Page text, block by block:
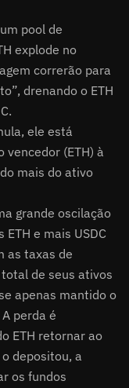
pool de
explode no
correrão para
drenando o ETH
ele está
(ETH) à
mais do ativo
grande oscilação
e mais USDC
as taxas de
de seus ativos
apenas mantido o
perda é
ETH retornar ao
depositou, a
os fundos